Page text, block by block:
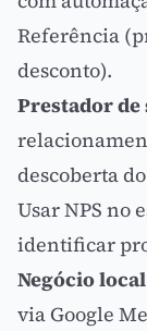
Referência
desconto).
Prestador
descoberta
UsarNPS no
identificar
Negócio
via Google